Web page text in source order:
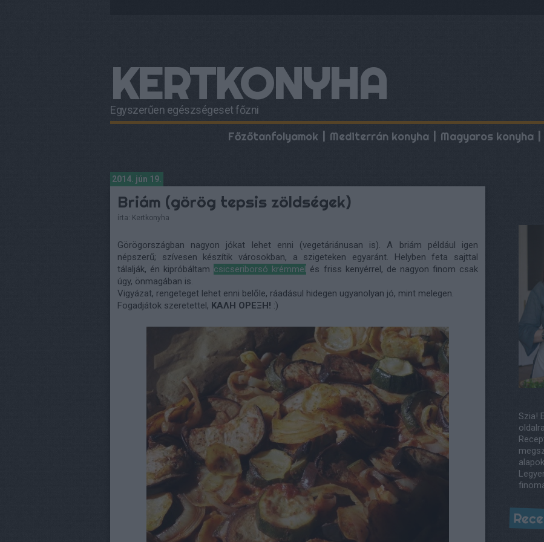
KERTKONYHA
Egyszerűen egészségeset főzni
Főzőtanfolyamok Mediterrán konyha Magyaros konyha
2014. jún 19.
Briám (görög tepsis zöldségek)
írta: Kertkonyha
Görögországban nagyon jókat lehet enni (vegetáriánusan is). A briám például igen
népszerű; szívesen készítik városokban, a szigeteken egyaránt. Helyben feta sajttal
tálalják, én kipróbáltam csicseriborsó krémmel és friss kenyérrel, de nagyon finom csak
úgy, önmagában is.
Vigyázat, rengeteget lehet enni belőle, ráadásul hidegen ugyanolyan jó, mint melegen.
Fogadjátok szeretettel, ΚΑΛΗ ΟΡΕΞΗ! :)
Szia!